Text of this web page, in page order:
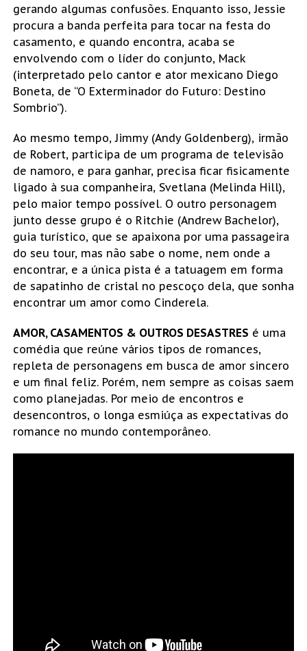
gerando algumas confusões. Enquanto isso, Jessie
procura a banda perfeita para tocar na festa do
casamento, e quando encontra, acaba se
envolvendo com o líder do conjunto, Mack
(interpretado pelo cantor e ator mexicano Diego
Boneta, de “O Exterminador do Futuro: Destino
Sombrio”).
Ao mesmo tempo, Jimmy (Andy Goldenberg), irmão
de Robert, participa de um programa de televisão
de namoro, e para ganhar, precisa ficar fisicamente
ligado à sua companheira, Svetlana (Melinda Hill),
pelo maior tempo possível. O outro personagem
junto desse grupo é o Ritchie (Andrew Bachelor),
guia turístico, que se apaixona por uma passageira
do seu tour, mas não sabe o nome, nem onde a
encontrar, e a única pista é a tatuagem em forma
de sapatinho de cristal no pescoço dela, que sonha
encontrar um amor como Cinderela.
AMOR, CASAMENTOS & OUTROS DESASTRES é uma
comédia que reúne vários tipos de romances,
repleta de personagens em busca de amor sincero
e um final feliz. Porém, nem sempre as coisas saem
como planejadas. Por meio de encontros e
desencontros, o longa esmiúça as expectativas do
romance no mundo contemporâneo.